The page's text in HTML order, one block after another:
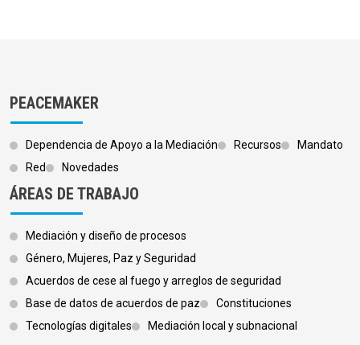
PEACEMAKER
Dependencia de Apoyo a la Mediación Recursos
Mandato
Red
Novedades
ÁREAS DE TRABAJO
Mediación y diseño de procesos
Género, Mujeres, Paz y Seguridad
Acuerdos de cese al fuego y arreglos de seguridad
Base de datos de acuerdos de paz
Constituciones
Tecnologías digitales
Mediación local y subnacional